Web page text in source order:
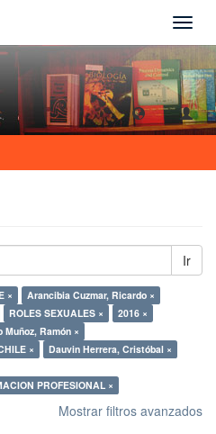
Ir
CHILE ×
Arancibia Cuzmar, Ricardo ×
ROLES SEXUALES ×
2016 ×
Muñoz, Ramón ×
SOCIAL – CHILE ×
Dauvin Herrera, Cristóbal ×
PROFESIONAL ×
Mostrar filtros avanzados